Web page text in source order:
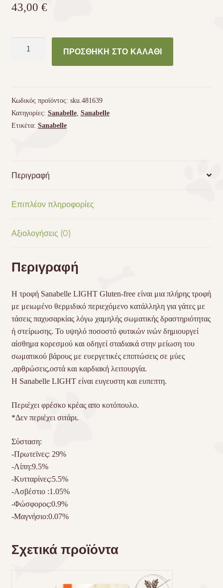
43,00 €
free
ποσότητα
ΠΡΟΣΘΉΚΗ ΣΤΟ ΚΑΛΆΘΙ
Κωδικός προϊόντος: sku.481639
Κατηγορίες: Sanabelle, Sanabelle
Ετικέτα: Sanabelle
Περιγραφή
Επιπλέον πληροφορίες
Αξιολογήσεις (0)
Περιγραφή
Η τροφή Sanabelle LIGHTGluten-free είναι μια πλήρης τροφή
με μειωμένο θερμιδικό περιεχόμενο κατάλληλη για γάτες με
τάσεις παχυσαρκίας λόγω χαμηλής σωματικής δραστηριότητας
ή στείρωσης. Το υψηλό ποσοστό φυτικών ινών δημιουργεί
αίσθημα κορεσμού και οδηγεί σταδιακά στην μείωση του
σωματικού βάρους με ευεργετικές επιπτώσεις σε μύες
,αρθρώσεις,οστά και καρδιακή λειτουργία.
Η Sanabelle LIGHTείναι ευγευστη και ευπεπτη.
Περιέχει φρέσκο κρέας απο κοτόπουλο.
*Δεν περιέχει σιτάρι.
Σύσταση:
-Πρωτεϊνες: 29%
-Λίπη:9.5%
-Κυτταρίνες:5.5%
-Ασβέστιο :1.05%
-Φώσφορος:0.9%
-Μαγνήσιο:0.07%
Σχετικά προϊόντα